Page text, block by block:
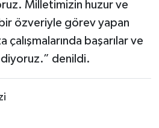
Milletimizin huzur ve
özveriyle görev yapan
çalışmalarında başarılar ve
denildi.